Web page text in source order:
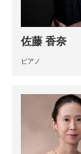
佐藤 香奈
ピアノ